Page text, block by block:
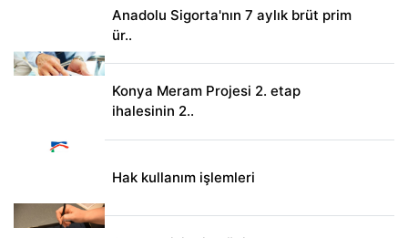
Anadolu Sigorta'nın 7 aylık brüt prim
ür..
Konya Meram Projesi 2. etap
ihalesinin 2..
Hak kullanım işlemleri